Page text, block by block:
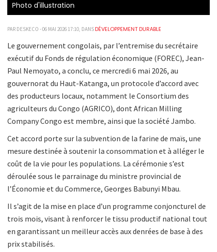
Photo d'illustration
PAR DESKECO - 06 MAI 2026 17:10, DANS DÉVELOPPEMENT DURABLE
Le gouvernement congolais, par l’entremise du secrétaire
exécutif du Fonds de régulation économique (FOREC), Jean-
Paul Nemoyato, a conclu, ce mercredi 6 mai 2026, au
gouvernorat du Haut-Katanga, un protocole d’accord avec
des producteurs locaux, notamment le Consortium des
agriculteurs du Congo (AGRICO), dont African Milling
Company Congo est membre, ainsi que la société Jambo.
Cet accord porte sur la subvention de la farine de maïs, une
mesure destinée à soutenir la consommation et à alléger le
coût de la vie pour les populations. La cérémonie s’est
déroulée sous le parrainage du ministre provincial de
l’Économie et du Commerce, Georges Babunyi Mbau.
Il s’agit de la mise en place d’un programme conjoncturel de
trois mois, visant à renforcer le tissu productif national tout
en garantissant un meilleur accès aux denrées de base à des
prix stabilisés.